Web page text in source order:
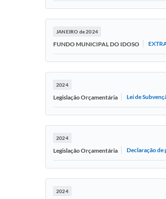
JANEIRO de 2024
FUNDO MUNICIPAL DO IDOSO
2024
Legislação Orçamentária Lei de
2024
Legislação Orçamentária Declaração de
2024